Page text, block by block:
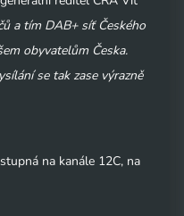
a tím DAB+ síť Českého
obyvatelům Česka.
se tak zase výrazně
na kanále 12C, na